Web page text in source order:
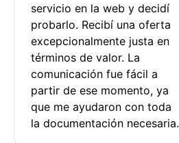
servicio en la web y decidí
probarlo. Recibí una oferta
excepcionalmente justa en
términos de valor. La
comunicación fue fácil a
partir de ese momento, ya
que me ayudaron con toda
la documentación necesaria.